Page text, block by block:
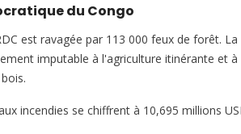
du Congo
est ravagée par 113 000 feux de forêt. La
imputable à l'agriculture itinérante et à
incendies se chiffrent à 10,695 millions